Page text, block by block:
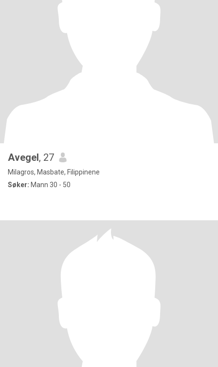
Avegel, 27
Milagros, Masbate, Filippinene
Søker: Mann 30 - 50